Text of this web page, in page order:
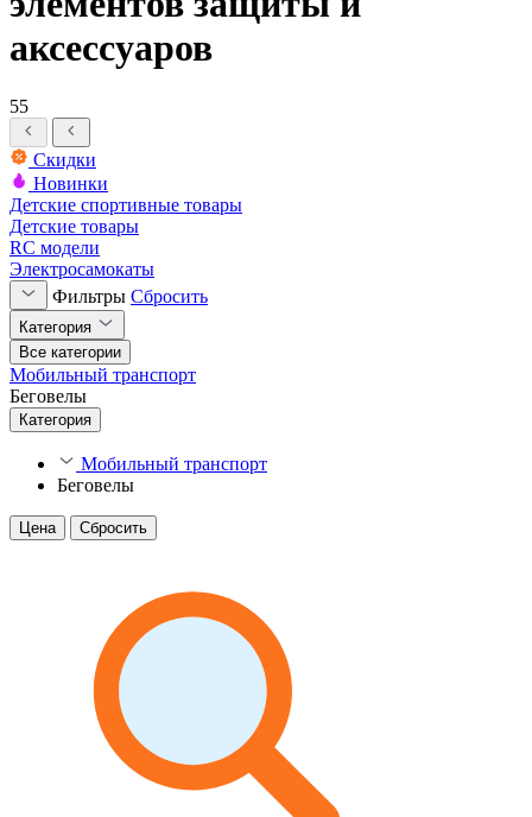
аксессуаров
55
Скидки
Новинки
Детские спортивные товары
Детские товары
RC модели
Электросамокаты
Фильтры Сбросить
Категория
Все категории
Мобильный транспорт
Беговелы
Категория
Мобильный транспорт
Беговелы
Цена Сбросить